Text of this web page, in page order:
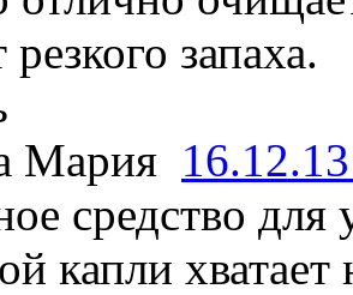
запаха.
Мария
средство
капли